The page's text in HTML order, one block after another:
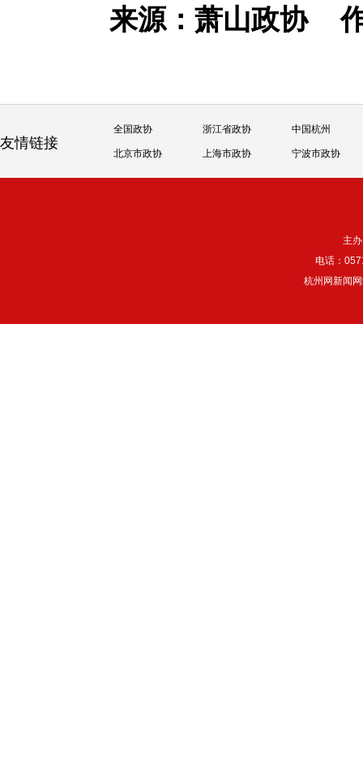
来源：萧山政协
友情链接
全国政协 浙江省政协 中国杭州
北京市政协 上海市政协 宁波市政协
主
电话：
杭州网新闻